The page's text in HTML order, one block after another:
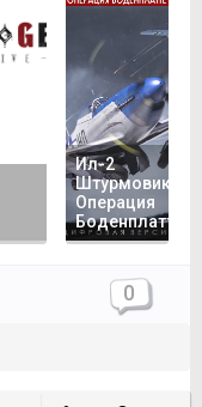
Ил-2
Штурмовик
Операция
Боденплатте
0